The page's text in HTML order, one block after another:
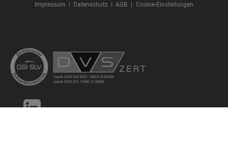
Impressum ǀ Datenschutzǀ AGB | Cookie-Einstellungen